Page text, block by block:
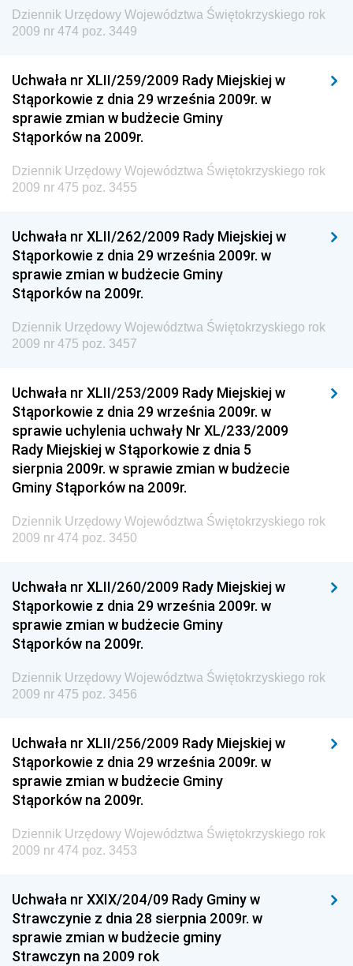
Dziennik Urzędowy Ministra Środowiska i Głównego
Inspektora Ochrony Środowiska
Dziennik Urzędowy Ministerstwa Kultury, Dziedzictwa
Narodowego i Sportu
Dziennik Urzędowy Ministra Finansów, Funduszy i
Dziennik Urzędowy Ministra Rozwoju, Pracy i
Dziennik Urzędowy Ministra Kultury, Dziedzictwa
Narodowego i Sportu
Dziennik Urzędowy Ministra Rodziny i Polityki
Społecznej
Dziennik Urzędowy Komendy Głównej Straży
Granicznej
Drogowego
Dziennik Urzędowy Narodowego Banku Polskiego
Dziennik Urzędowy Komendy Głównej Policji
Dziennik Urzędowy Ministra Pracy i Polityki
Społecznej
Dziennik Urzędowy Ministra Transportu, Budownictwa
i Gospodarki Morskiej
Dziennik Urzędowy Ministra Spraw Zagranicznych
Dziennik Urzędowy Centralnego Biura
Antykorupcyjnego
Wewnętrznego
Dziennik Urzędowy Urzędu Patentowego
Dziennik Urzędowy Generalnej Dyrekcji Dróg
Krajowych i Autostrad
Dziennik Urzędowy Ministra Środowiska
Dziennik Urzędowy Ministra Edukacji
Dziennik Urzędowy Ministra Przemysłu
Dziennik Urzędowy Ministra Finansów i Gospodarki
Dziennik Urzędowy Ministra do Spraw Unii
Dziennik Urzędowy Województwa Świętokrzyskiego rok
2009 nr 474 poz. 3449
Uchwała nr XLII/259/2009 Rady Miejskiej w
Stąporkowie z dnia 29 września 2009r. w
sprawie zmian w budżecie Gminy
Stąporków na 2009r.
Dziennik Urzędowy Województwa Świętokrzyskiego rok
2009 nr 475 poz. 3455
Uchwała nr XLII/262/2009 Rady Miejskiej w
Stąporkowie z dnia 29 września 2009r. w
sprawie zmian w budżecie Gminy
Stąporków na 2009r.
Dziennik Urzędowy Województwa Świętokrzyskiego rok
2009 nr 475 poz. 3457
Uchwała nr XLII/253/2009 Rady Miejskiej w
Stąporkowie z dnia 29 września 2009r. w
sprawie uchylenia uchwały Nr XL/233/2009
Rady Miejskiej w Stąporkowie z dnia 5
sierpnia 2009r. w sprawie zmian w budżecie
Gminy Stąporków na 2009r.
Dziennik Urzędowy Województwa Świętokrzyskiego rok
2009 nr 474 poz. 3450
Uchwała nr XLII/260/2009 Rady Miejskiej w
Stąporkowie z dnia 29 września 2009r. w
sprawie zmian w budżecie Gminy
Stąporków na 2009r.
Dziennik Urzędowy Województwa Świętokrzyskiego rok
2009 nr 475 poz. 3456
Uchwała nr XLII/256/2009 Rady Miejskiej w
Stąporkowie z dnia 29 września 2009r. w
sprawie zmian w budżecie Gminy
Stąporków na 2009r.
Dziennik Urzędowy Województwa Świętokrzyskiego rok
2009 nr 474 poz. 3453
Uchwała nr XXIX/204/09 Rady Gminy w
Strawczynie z dnia 28 sierpnia 2009r. w
sprawie zmian w budżecie gminy
Strawczyn na 2009 rok